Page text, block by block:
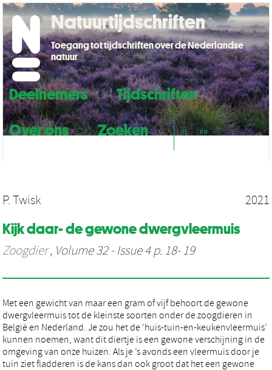
Deelnemers
Tijdschriften
Over ons
Zoeken NL EN
Natuurtijdschriften
Toegang tot tijdschriften over de Nederlandse
natuur
P. Twisk 2021
Kijk daar- de gewone dwergvleermuis
Zoogdier, Volume 32 - Issue 4 p. 18- 19
Met een gewicht van maar een gram of vijf behoort de gewone
dwergvleermuis tot de kleinste soorten onder de zoogdieren in
België en Nederland. Je zou het de ‘huis-tuin-en-keukenvleermuis’
kunnen noemen, want dit diertje is een gewone verschijning in de
omgeving van onze huizen. Als je ’s avonds een vleermuis door je
tuin ziet fladderen is de kans dan ook groot dat het een gewone